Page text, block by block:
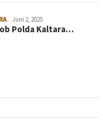
Juni 2, 2025
Polda Kaltara…